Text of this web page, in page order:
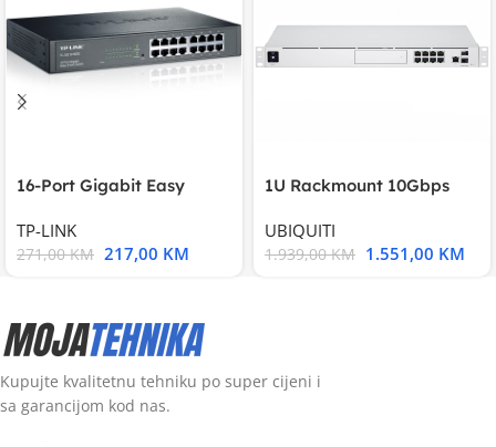
16-Port Gigabit Easy
TP-LINK
271,00KM 217,00 KM
1U Rackmount 10Gbps
UBIQUITI
1.939,00KM 1.551,00 KM
Kupujte kvalitetnu tehniku po super cijeni i
sa garancijom kod nas.